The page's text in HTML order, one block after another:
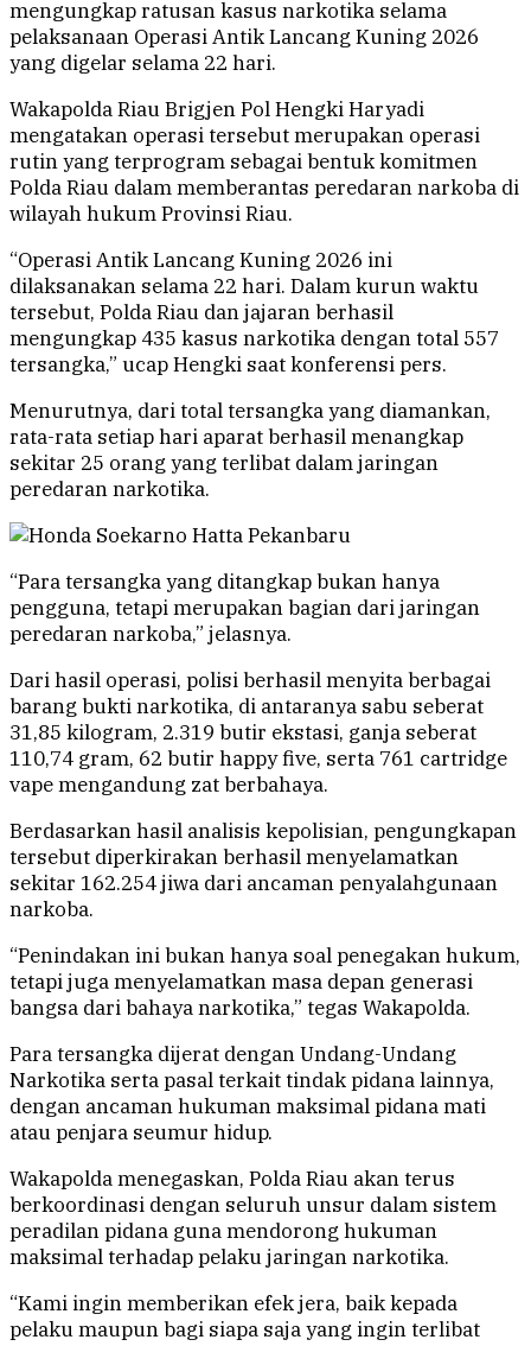
mengungkap ratusan kasus narkotika selama
pelaksanaan Operasi Antik Lancang Kuning 2026
yang digelar selama 22 hari.
Wakapolda Riau Brigjen Pol Hengki Haryadi
mengatakan operasi tersebut merupakan operasi
rutin yang terprogram sebagai bentuk komitmen
Polda Riau dalam memberantas peredaran narkoba di
wilayah hukum Provinsi Riau.
“Operasi Antik Lancang Kuning 2026 ini
dilaksanakan selama 22 hari. Dalam kurun waktu
tersebut, Polda Riau dan jajaran berhasil
mengungkap 435 kasus narkotika dengan total 557
tersangka,” ucap Hengki saat konferensi pers.
Menurutnya, dari total tersangka yang diamankan,
rata-rata setiap hari aparat berhasil menangkap
sekitar 25 orang yang terlibat dalam jaringan
peredaran narkotika.
“Para tersangka yang ditangkap bukan hanya
pengguna, tetapi merupakan bagian dari jaringan
peredaran narkoba,” jelasnya.
Dari hasil operasi, polisi berhasil menyita berbagai
barang bukti narkotika, di antaranya sabu seberat
31,85 kilogram, 2.319 butir ekstasi, ganja seberat
110,74 gram, 62 butir happy five, serta 761 cartridge
vape mengandung zat berbahaya.
Berdasarkan hasil analisis kepolisian, pengungkapan
tersebut diperkirakan berhasil menyelamatkan
sekitar 162.254 jiwa dari ancaman penyalahgunaan
narkoba.
“Penindakan ini bukan hanya soal penegakan hukum,
tetapi juga menyelamatkan masa depan generasi
bangsa dari bahaya narkotika,” tegas Wakapolda.
Para tersangka dijerat dengan Undang-Undang
Narkotika serta pasal terkait tindak pidana lainnya,
dengan ancaman hukuman maksimal pidana mati
atau penjara seumur hidup.
Wakapolda menegaskan, Polda Riau akan terus
berkoordinasi dengan seluruh unsur dalam sistem
peradilan pidana guna mendorong hukuman
maksimal terhadap pelaku jaringan narkotika.
“Kami ingin memberikan efek jera, baik kepada
pelaku maupun bagi siapa saja yang ingin terlibat